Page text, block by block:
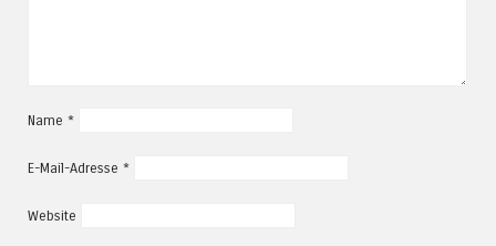
Name *
E-Mail-Adresse *
Website